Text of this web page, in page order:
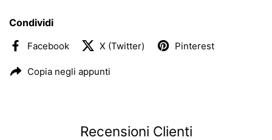
Condividi
Facebook X (Twitter) Pinterest
Copia negli appunti
Recensioni Clienti